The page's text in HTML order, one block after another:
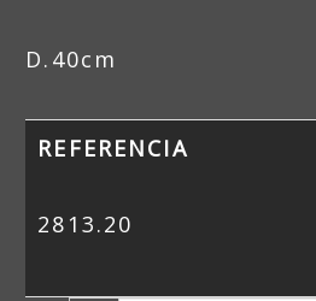
D.40cm
REFERENCIA
2813.20